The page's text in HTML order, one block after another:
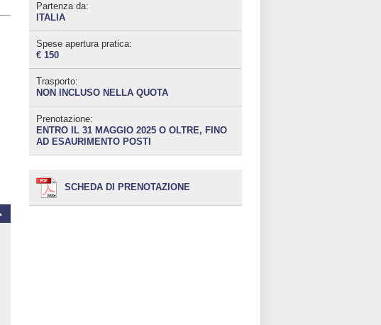
Partenza da:
ITALIA
Spese apertura pratica:
€ 150
Trasporto:
NON INCLUSO NELLA QUOTA
Prenotazione:
ENTRO IL 31 MAGGIO 2025 O OLTRE, FINO
AD ESAURIMENTO POSTI
SCHEDA DI PRENOTAZIONE